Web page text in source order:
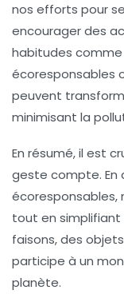
nos efforts pour
encourager des
habitudes
écoresponsables
peuvent
minimisant la
En résumé, il est
geste compte.
écoresponsables,
tout en simplifiant
faisons, des
participe à un
planète.